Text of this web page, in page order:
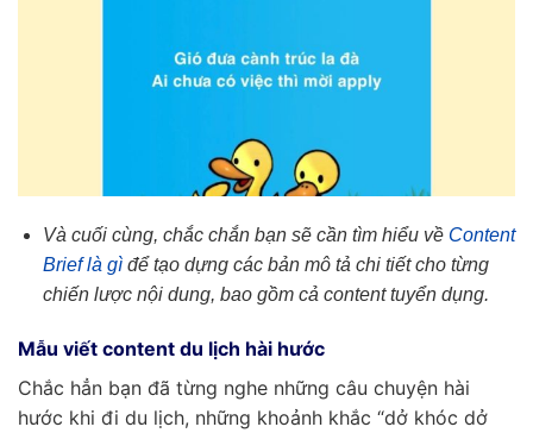
Và cuối cùng, chắc chắn bạn sẽ cần tìm hiểu về Content
Brief là gìđể tạo dựng các bản mô tả chi tiết cho từng
chiến lược nội dung, bao gồm cả content tuyển dụng.
Mẫu viết content du lịch hài hước
Chắc hẳn bạn đã từng nghe những câu chuyện hài
hước khi đi du lịch, những khoảnh khắc “dở khóc dở